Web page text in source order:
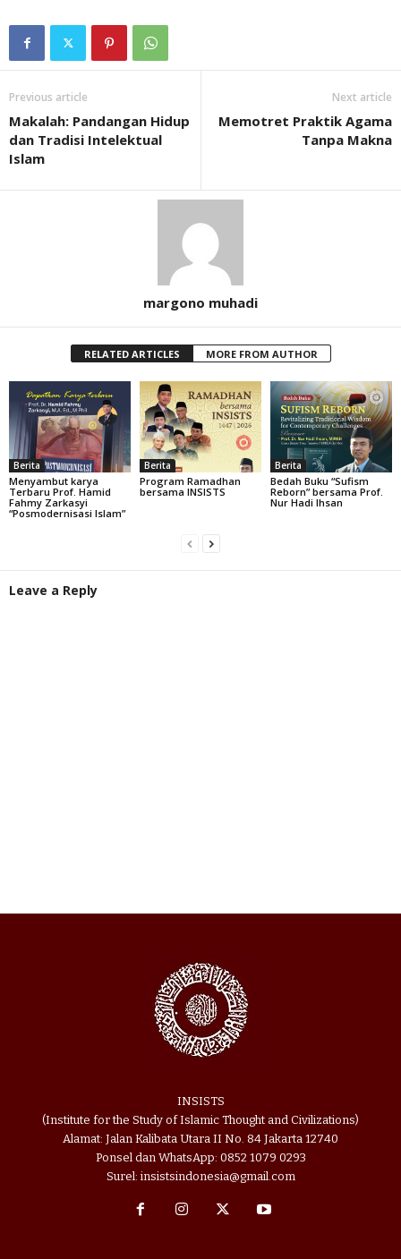
Previous article
Makalah: Pandangan Hidup
dan Tradisi Intelektual
Islam
Next article
Memotret Praktik Agama
Tanpa Makna
margono muhadi
RELATED ARTICLES MORE FROM AUTHOR
Berita
Menyambut karya
Terbaru Prof. Hamid
Fahmy Zarkasyi
“Posmodernisasi Islam”
Berita
Program Ramadhan
bersama INSISTS
Berita
Bedah Buku “Sufism
Reborn” bersama Prof.
Nur Hadi Ihsan
Leave a Reply
INSISTS
(Institute for the Study of Islamic Thought and Civilizations)
Alamat: Jalan Kalibata Utara II No. 84 Jakarta 12740
Ponsel dan WhatsApp: 0852 1079 0293
Surel: insistsindonesia@gmail.com